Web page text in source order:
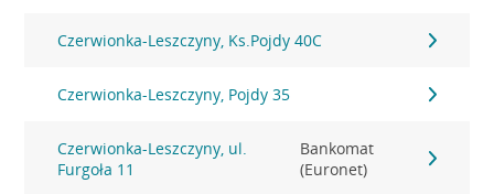
Czerwionka-Leszczyny, Ks.Pojdy 40C
Czerwionka-Leszczyny, Pojdy 35
Czerwionka-Leszczyny, ul.
Furgoła 11
Bankomat
(Euronet)